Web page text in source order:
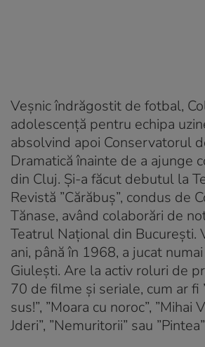
Veşnic îndrăgostit de fotbal,
adolescenţă pentru echipa
absolvind apoi Conservatorul
Dramatică înainte de a ajunge
din Cluj. Şi-a făcut debutul la
Revistă ”Cărăbuş”, condus de
Tănase, având colaborări de
Teatrul Naţional din Bucureşti.
ani, până în 1968, a jucat
Giuleşti. Are la activ roluri de
70 de filme şi seriale, cum ar fi
sus!”, ”Moara cu noroc”, ”Mihai
Jderi”, ”Nemuritorii” sau